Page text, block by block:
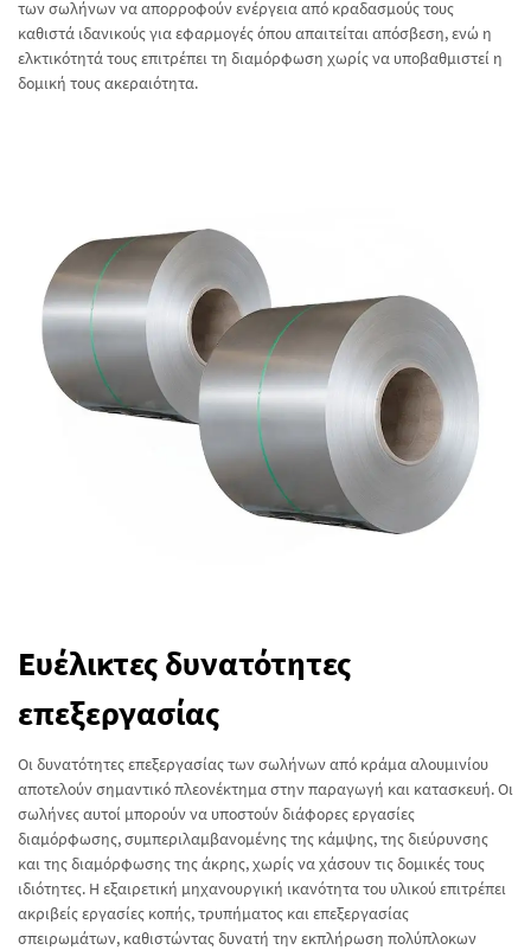
των σωλήνων να απορροφούν ενέργεια από κραδασμούς τους
καθιστά ιδανικούς για εφαρμογές όπου απαιτείται απόσβεση, ενώ η
ελκτικότητά τους επιτρέπει τη διαμόρφωση χωρίς να υποβαθμιστεί η
δομική τους ακεραιότητα.
Ευέλικτες δυνατότητες
επεξεργασίας
Οι δυνατότητες επεξεργασίας των σωλήνων από κράμα αλουμινίου
αποτελούν σημαντικό πλεονέκτημα στην παραγωγή και κατασκευή. Οι
σωλήνες αυτοί μπορούν να υποστούν διάφορες εργασίες
διαμόρφωσης, συμπεριλαμβανομένης της κάμψης, της διεύρυνσης
και της διαμόρφωσης της άκρης, χωρίς να χάσουν τις δομικές τους
ιδιότητες. Η εξαιρετική μηχανουργική ικανότητα του υλικού επιτρέπει
ακριβείς εργασίες κοπής, τρυπήματος και επεξεργασίας
σπειρωμάτων, καθιστώντας δυνατή την εκπλήρωση πολύπλοκων